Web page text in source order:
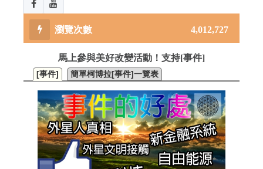
4,012,727
馬上參與美好改變活動！支持[事件]
[事件] 簡單柯博拉[事件]一覽表